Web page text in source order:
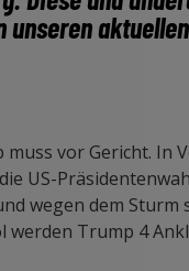
unseren
muss vor Gericht. In
US-
wegen dem Sturm
werden Trump 4